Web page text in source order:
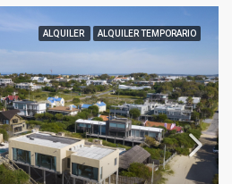
ALQUILER ALQUILER TEMPORARIO